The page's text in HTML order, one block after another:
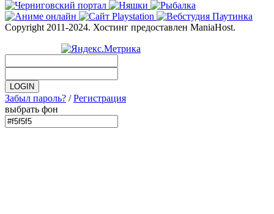
Copyright 2011-2024. Хостинг предоставлен ManiaHost.
Забыл пароль? /Регистрация
выбрать фон